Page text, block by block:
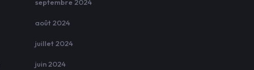
septembre 2024
août 2024
juillet 2024
juin 2024